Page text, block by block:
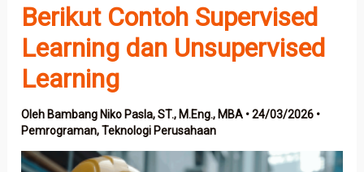
Berikut Contoh Supervised
Learning dan Unsupervised
Learning
OlehBambang Niko Pasla, ST., M.Eng., MBA •24/03/2026 •
Pemrograman,Teknologi Perusahaan